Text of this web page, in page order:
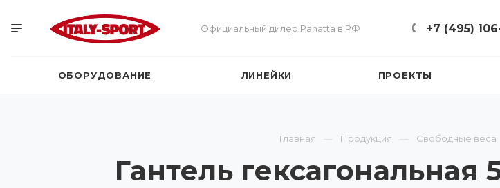
Официальный дилер Panatta в РФ +7 (495)
ОБОРУДОВАНИЕ ЛИНЕЙКИ ПРОЕКТЫ
Главная Продукция Свободные веса
Гантель гексагональная